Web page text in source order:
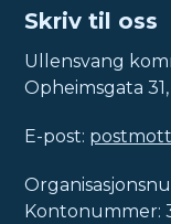
Skriv til oss
Ullensvang
Opheimsgata
E-post:
Kontonummer: